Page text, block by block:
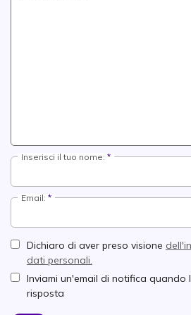
Inserisci il tuo nome:
Email:
Dichiaro di aver preso visione
dati personali.
Inviami un'email di notifica
risposta